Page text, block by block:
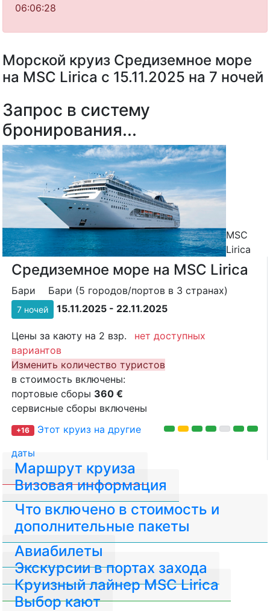
06:06:28
Морской круиз Средиземное море
на MSC Lirica с 15.11.2025 на 7 ночей
MSC
Lirica
Средиземное море на MSC Lirica
Бари Бари (5 городов/портов в 3 странах)
7 ночей 15.11.2025 - 22.11.2025
Цены за каюту на 2 взр.
нет доступных
вариантов
Изменить количество туристов
в стоимость включены:
портовые сборы 360 €
сервисные сборы включены
+16
Этот круиз на другие
даты
Запрос в систему
бронирования...
Маршрут круиза
Визовая информация
Авиабилеты
Что включено в стоимость и
дополнительные пакеты
Экскурсии в портах захода
Круизный лайнер MSC Lirica
Выбор кают